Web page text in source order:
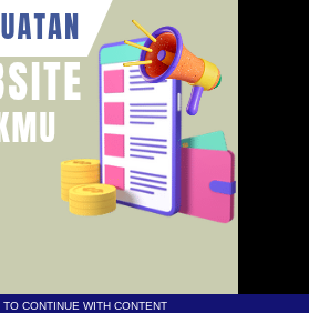
CONTINUE WITH CONTENT